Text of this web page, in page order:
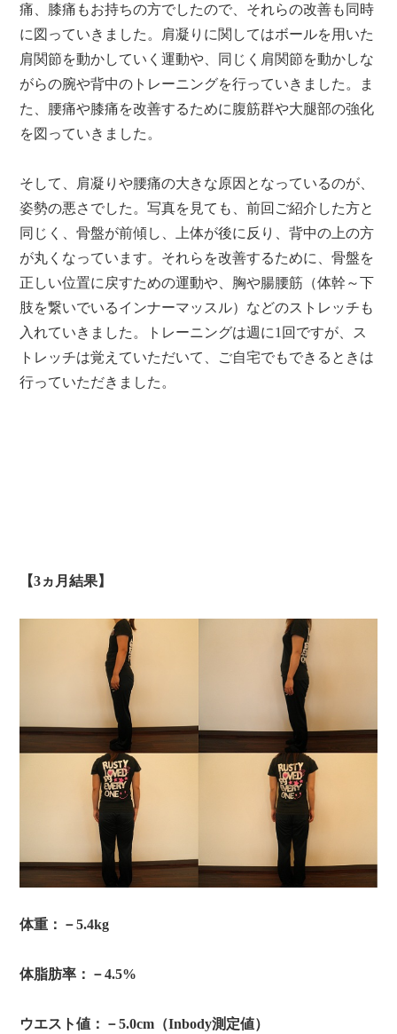
痛、膝痛もお持ちの方でしたので、それらの改善も同時
に図っていきました。肩凝りに関してはボールを用いた
肩関節を動かしていく運動や、同じく肩関節を動かしな
がらの腕や背中のトレーニングを行っていきました。ま
た、腰痛や膝痛を改善するために腹筋群や大腿部の強化
を図っていきました。
そして、肩凝りや腰痛の大きな原因となっているのが、
姿勢の悪さでした。写真を見ても、前回ご紹介した方と
同じく、骨盤が前傾し、上体が後に反り、背中の上の方
が丸くなっています。それらを改善するために、骨盤を
正しい位置に戻すための運動や、胸や腸腰筋（体幹～下
肢を繋いでいるインナーマッスル）などのストレッチも
入れていきました。トレーニングは週に1回ですが、ス
トレッチは覚えていただいて、ご自宅でもできるときは
行っていただきました。
【3ヵ月結果】
体重：－5.4kg
体脂肪率：－4.5%
ウエスト値：－5.0cm（Inbody測定値）